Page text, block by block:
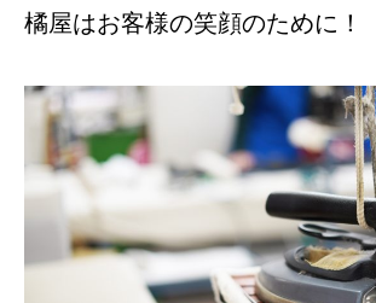
橘屋はお客様の笑顔のために！